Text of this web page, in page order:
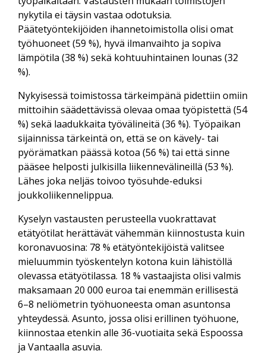
nykytila ei täysin vastaa odotuksia.
Päätetyöntekijöiden ihannetoimistolla olisi omat
työhuoneet (59 %), hyvä ilmanvaihto ja sopiva
lämpötila (38 %) sekä kohtuuhintainen lounas (32
%).
Nykyisessä toimistossa tärkeimpänä pidettiin omiin
mittoihin säädettävissä olevaa omaa työpistettä (54
%) sekä laadukkaita työvälineitä (36 %). Työpaikan
sijainnissa tärkeintä on, että se on kävely- tai
pyörämatkan päässä kotoa (56 %) tai että sinne
pääsee helposti julkisilla liikennevälineillä (53 %).
Lähes joka neljäs toivoo työsuhde-eduksi
joukkoliikennelippua.
Kyselyn vastausten perusteella vuokrattavat
etätyötilat herättävät vähemmän kiinnostusta kuin
koronavuosina: 78 % etätyöntekijöistä valitsee
mieluummin työskentelyn kotona kuin lähistöllä
olevassa etätyötilassa. 18 % vastaajista olisi valmis
maksamaan 20 000 euroa tai enemmän erillisestä
6–8 neliömetrin työhuoneesta oman asuntonsa
yhteydessä. Asunto, jossa olisi erillinen työhuone,
kiinnostaa etenkin alle 36-vuotiaita sekä Espoossa
ja Vantaalla asuvia.